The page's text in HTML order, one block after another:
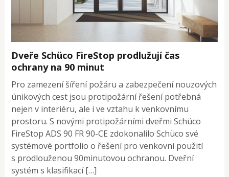
Dveře Schüco FireStop prodlužují čas
ochrany na 90 minut
Pro zamezení šíření požáru a zabezpečení nouzových
únikových cest jsou protipožární řešení potřebná
nejen v interiéru, ale i ve vztahu k venkovnímu
prostoru. S novými protipožárními dveřmi Schüco
FireStop ADS 90 FR 90-CE zdokonalilo Schüco své
systémové portfolio o řešení pro venkovní použití
s prodlouženou 90minutovou ochranou. Dveřní
systém s klasifikací […]